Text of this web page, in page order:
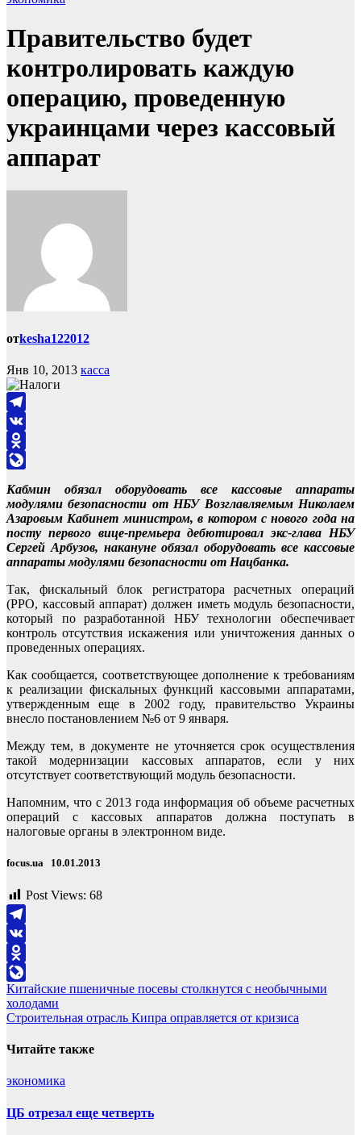
Правительство будет
контролировать каждую
операцию, проведенную
украинцами через кассовый
аппарат
отkesha122012
Янв 10, 2013 касса
Telegram
VK
Odnoklassniki
Кабмин обязал оборудовать все кассовые аппараты
модулями безопасности от НБУ Возглавляемым Николаем
Азаровым Кабинет министром, в котором с нового года на
посту первого вице-премьера дебютировал экс-глава НБУ
Сергей Арбузов, накануне обязал оборудовать все кассовые
аппараты модулями безопасности от Нацбанка.
Так, фискальный блок регистратора расчетных операций
(РРО, кассовый аппарат) должен иметь модуль безопасности,
который по разработанной НБУ технологии обеспечивает
контроль отсутствия искажения или уничтожения данных о
проведенных операциях.
Как сообщается, соответствующее дополнение к требованиям
к реализации фискальных функций кассовыми аппаратами,
утвержденным еще в 2002 году, правительство Украины
внесло постановлением №6 от 9 января.
Между тем, в документе не уточняется срок осуществления
такой модернизации кассовых аппаратов, если у них
отсутствует соответствующий модуль безопасности.
Напомним, что с 2013 года информация об объеме расчетных
операций с кассовых аппаратов должна поступать в
налоговые органы в электронном виде.
focus.ua 10.01.2013
Post Views: 68
Telegram
VK
Odnoklassniki
LiveJournal
Навигация
по
Китайские пшеничные посевы столкнутся с необычными
холодами
Строительная отрасль Кипра оправляется от кризиса
Читайте также
экономика
ЦБ отрезал еще четверть